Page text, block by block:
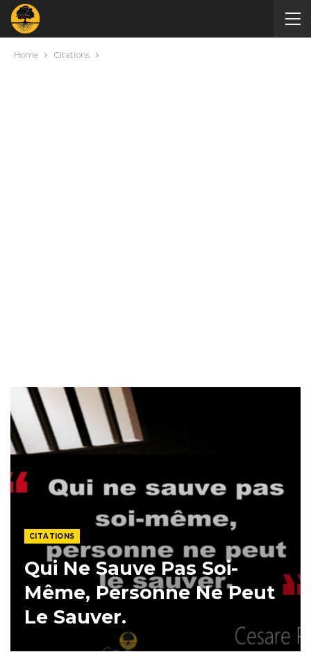
Home Citations
CITATIONS
Qui Ne Sauve Pas Soi-
Même, Personne Ne Peut
Le Sauver.